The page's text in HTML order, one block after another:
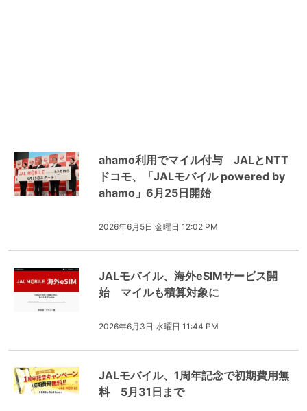
ahamo利用でマイル付与 JALとNTT
ドコモ、「JALモバイル powered by
ahamo」6月25日開始
2026年6月5日 金曜日 12:02 PM
JALモバイル、海外eSIMサービス開
始 マイルも積算対象に
2026年6月3日 水曜日 11:44 PM
JALモバイル、1周年記念で初期費用無
料 5月31日まで